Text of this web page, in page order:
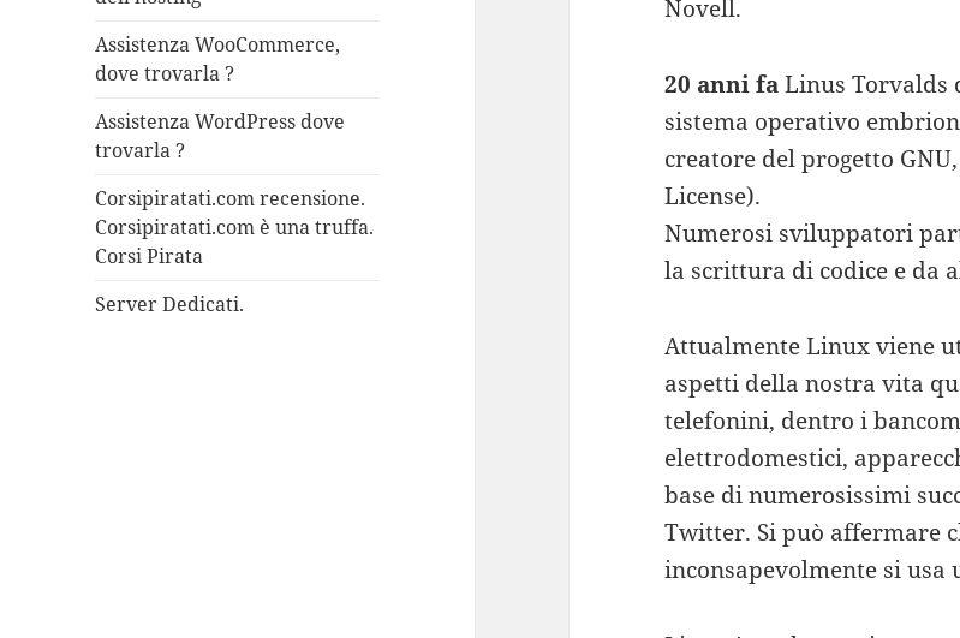
Assistenza WooCommerce,
dove trovarla ?
Assistenza WordPress dove
trovarla ?
Corsipiratati.com recensione.
Corsipiratati.com è una truffa.
Corsi Pirata
Server Dedicati.
Novell.
20 anni faLinus Torvalds
sistema operativo
creatore del progetto
License).
Numerosi sviluppatori
la scrittura di codice e da
Attualmente Linux viene
aspetti della nostra vita
telefonini, dentro i
elettrodomestici,
base di numerosissimi
Twitter. Si può affermare
inconsapevolmente si usa